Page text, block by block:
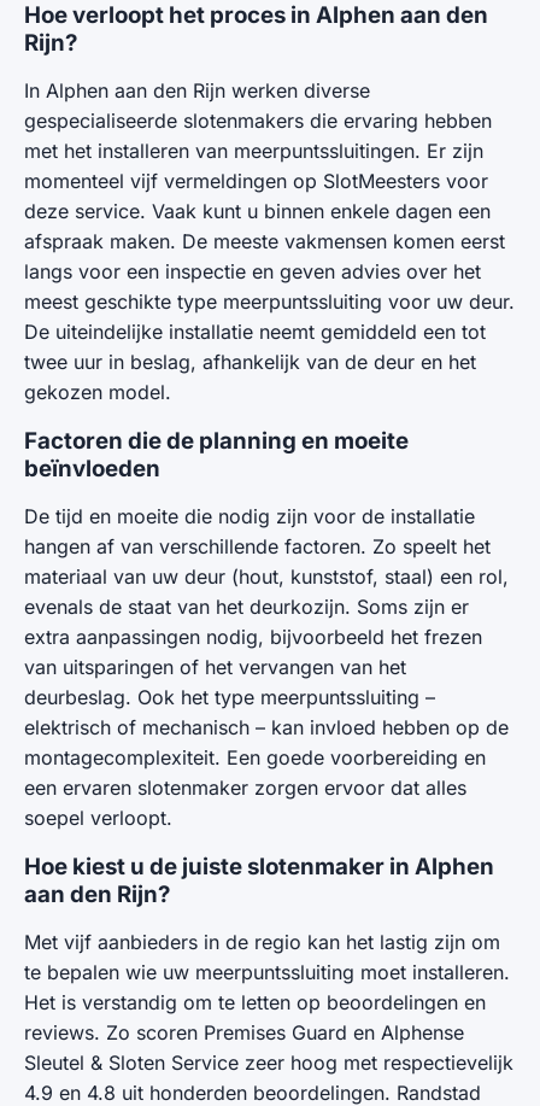
Hoe verloopt het proces in Alphen aan den
Rijn?
In Alphen aan den Rijn werken diverse
gespecialiseerde slotenmakers die ervaring hebben
met het installeren van meerpuntssluitingen. Er zijn
momenteel vijf vermeldingen op SlotMeesters voor
deze service. Vaak kunt u binnen enkele dagen een
afspraak maken. De meeste vakmensen komen eerst
langs voor een inspectie en geven advies over het
meest geschikte type meerpuntssluiting voor uw deur.
De uiteindelijke installatie neemt gemiddeld een tot
twee uur in beslag, afhankelijk van de deur en het
gekozen model.
Factoren die de planning en moeite
beïnvloeden
De tijd en moeite die nodig zijn voor de installatie
hangen af van verschillende factoren. Zo speelt het
materiaal van uw deur (hout, kunststof, staal) een rol,
evenals de staat van het deurkozijn. Soms zijn er
extra aanpassingen nodig, bijvoorbeeld het frezen
van uitsparingen of het vervangen van het
deurbeslag. Ook het type meerpuntssluiting –
elektrisch of mechanisch – kan invloed hebben op de
montagecomplexiteit. Een goede voorbereiding en
een ervaren slotenmaker zorgen ervoor dat alles
soepel verloopt.
Hoe kiest u de juiste slotenmaker in Alphen
aan den Rijn?
Met vijf aanbieders in de regio kan het lastig zijn om
te bepalen wie uw meerpuntssluiting moet installeren.
Het is verstandig om te letten op beoordelingen en
reviews. Zo scoren Premises Guard en Alphense
Sleutel & Sloten Service zeer hoog met respectievelijk
4.9 en 4.8 uit honderden beoordelingen. Randstad